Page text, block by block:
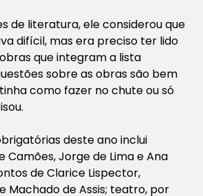
de literatura, ele considerou que
difícil, mas era preciso ter lido
que integram a lista
sobre as obras são bem
como fazer no chute ou só
deste ano inclui
Camões, Jorge de Lima e Ana
de Clarice Lispector,
Machado de Assis; teatro, por